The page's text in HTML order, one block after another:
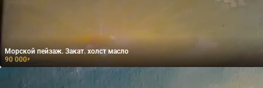
Морской пейзаж. Закат. холст масло
90 000₽